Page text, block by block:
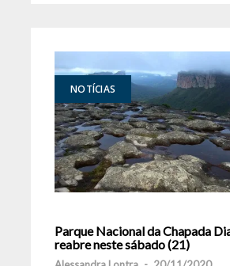
NOTÍCIAS
Parque Nacional da Chapada
reabre neste sábado (21)